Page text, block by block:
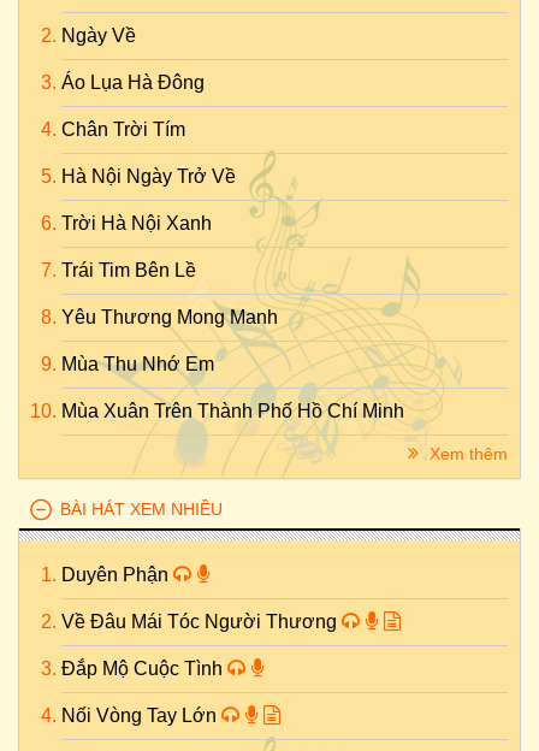
Ngày Về
Áo Lụa Hà Đông
Chân Trời Tím
Hà Nội Ngày Trở Về
Trời Hà Nội Xanh
Trái Tim Bên Lề
Yêu Thương Mong Manh
Mùa Thu Nhớ Em
Mùa Xuân Trên Thành Phố Hồ Chí Minh
Xem thêm
BÀI HÁT XEM NHIỀU
Duyên Phận
Về Đâu Mái Tóc Người Thương
Đắp Mộ Cuộc Tình
Nối Vòng Tay Lớn